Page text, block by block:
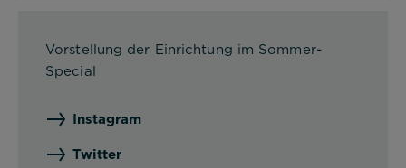
Vorstellung der Einrichtung im Sommer-
Special
Instagram
Twitter